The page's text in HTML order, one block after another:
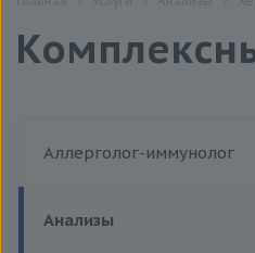
Аллерголог-иммунолог
Анализы